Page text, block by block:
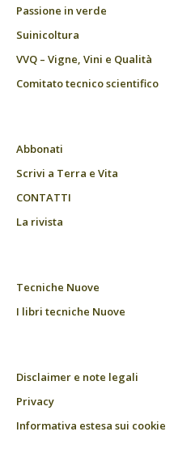
Passione in verde
Suinicoltura
VVQ – Vigne, Vini e Qualità
Comitato tecnico scientifico
Abbonati
Scrivi a Terra e Vita
CONTATTI
La rivista
Tecniche Nuove
I libri tecniche Nuove
Disclaimer e note legali
Privacy
Informativa estesa sui cookie